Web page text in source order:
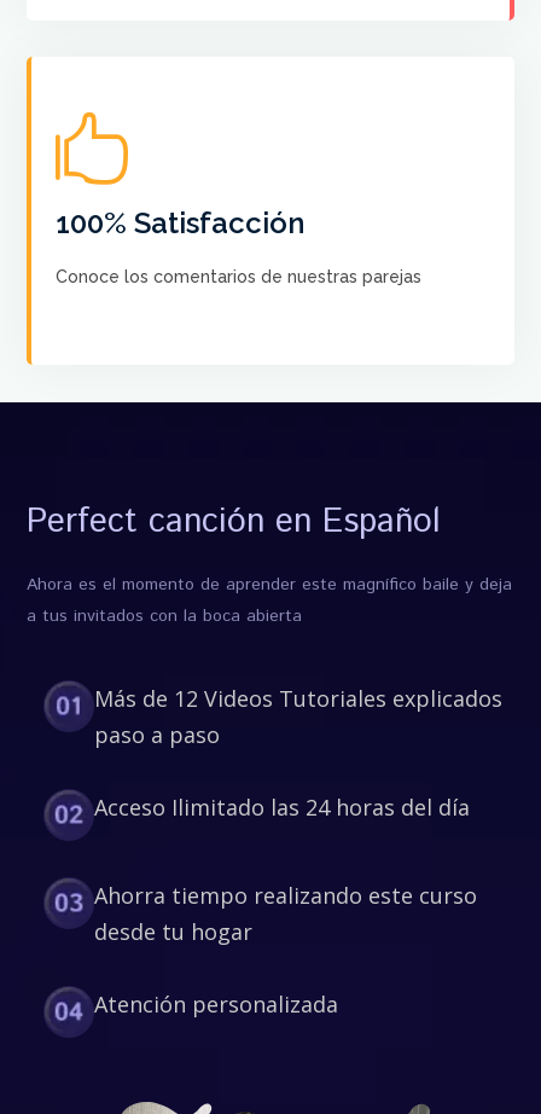

100% Satisfacción
Conoce los comentarios de nuestras parejas
No hay más satisfacción que saber que nuestros
cursos ayudan a crear el Baile de sus sueños a cada
VER COMENTARIOS
Perfect canción en Español
Ahora es el momento de aprender este magnífico baile y deja
a tus invitados con la boca abierta
Más de 12 Videos Tutoriales explicados
paso a paso
Acceso Ilimitado las 24 horas del día
Ahorra tiempo realizando este curso
desde tu hogar
Atención personalizada